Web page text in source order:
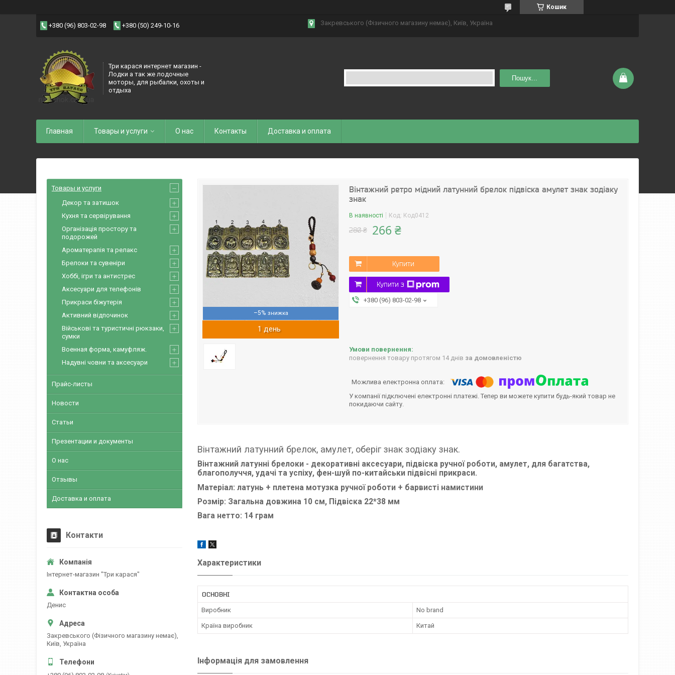
Кошик
+380 (96) 803-02-98 +380 (50) 249-10-16 Закревського (Фізичного магазину немає), Київ, Україна
Три карася интернет магазин -
Лодки а так же лодочные
моторы, для рыбалки, охоты и
отдыха
Пошук...
Главная Товары и услуги О нас Контакты Доставка и оплата
–5%
1 день
Вінтажний ретро мідний латунний брелок підвіска амулет знак зодіаку
знак
В наявності Код: Код0412
280 ₴ 266 ₴
Купити
Купити з
+380 (96) 803-02-98
повернення товару протягом 14 днів за домовленістю
У компанії підключені електронні платежі. Тепер ви можете купити будь-який товар не
покидаючи сайту.
Вінтажний латунний брелок, амулет, оберіг знак зодіаку знак.
Вінтажний латунні брелоки - декоративні аксесуари, підвіска ручної роботи, амулет, для багатства,
благополуччя, удачі та успіху, фен-шуй по-китайськи підвісні прикраси.
Матеріал: латунь + плетена мотузка ручної роботи + барвисті намистини
Розмір: Загальна довжина 10 см, Підвіска 22*38 мм
Вага нетто: 14 грам
Характеристики
ОСНОВНІ
Виробник No brand
Країна виробник Китай
Інформація для замовлення
Товары и услуги
Декор та затишок
Кухня та сервірування
Організація простору та
подорожей
Ароматерапія та релакс
Брелоки та сувеніри
Хоббі, ігри та антистрес
Аксесуари для телефонів
Прикраси біжутерія
Активний відпочинок
Військові та туристичні рюкзаки,
сумки
Военная форма, камуфляж.
Надувні човни та аксесуари
Прайс-листы
Новости
Статьи
Презентации и документы
О нас
Отзывы
Доставка и оплата
Контакти
Інтернет-магазин "Три карася"
Денис
Закревського (Фізичного магазину немає),
Київ, Україна